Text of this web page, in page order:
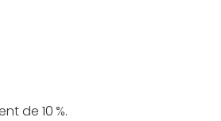
de 10 %.